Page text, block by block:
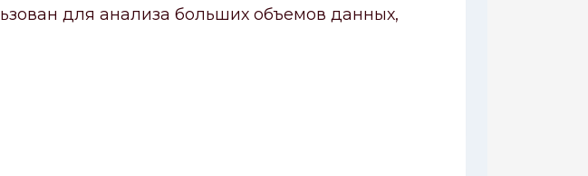
для анализа больших объемов данных,